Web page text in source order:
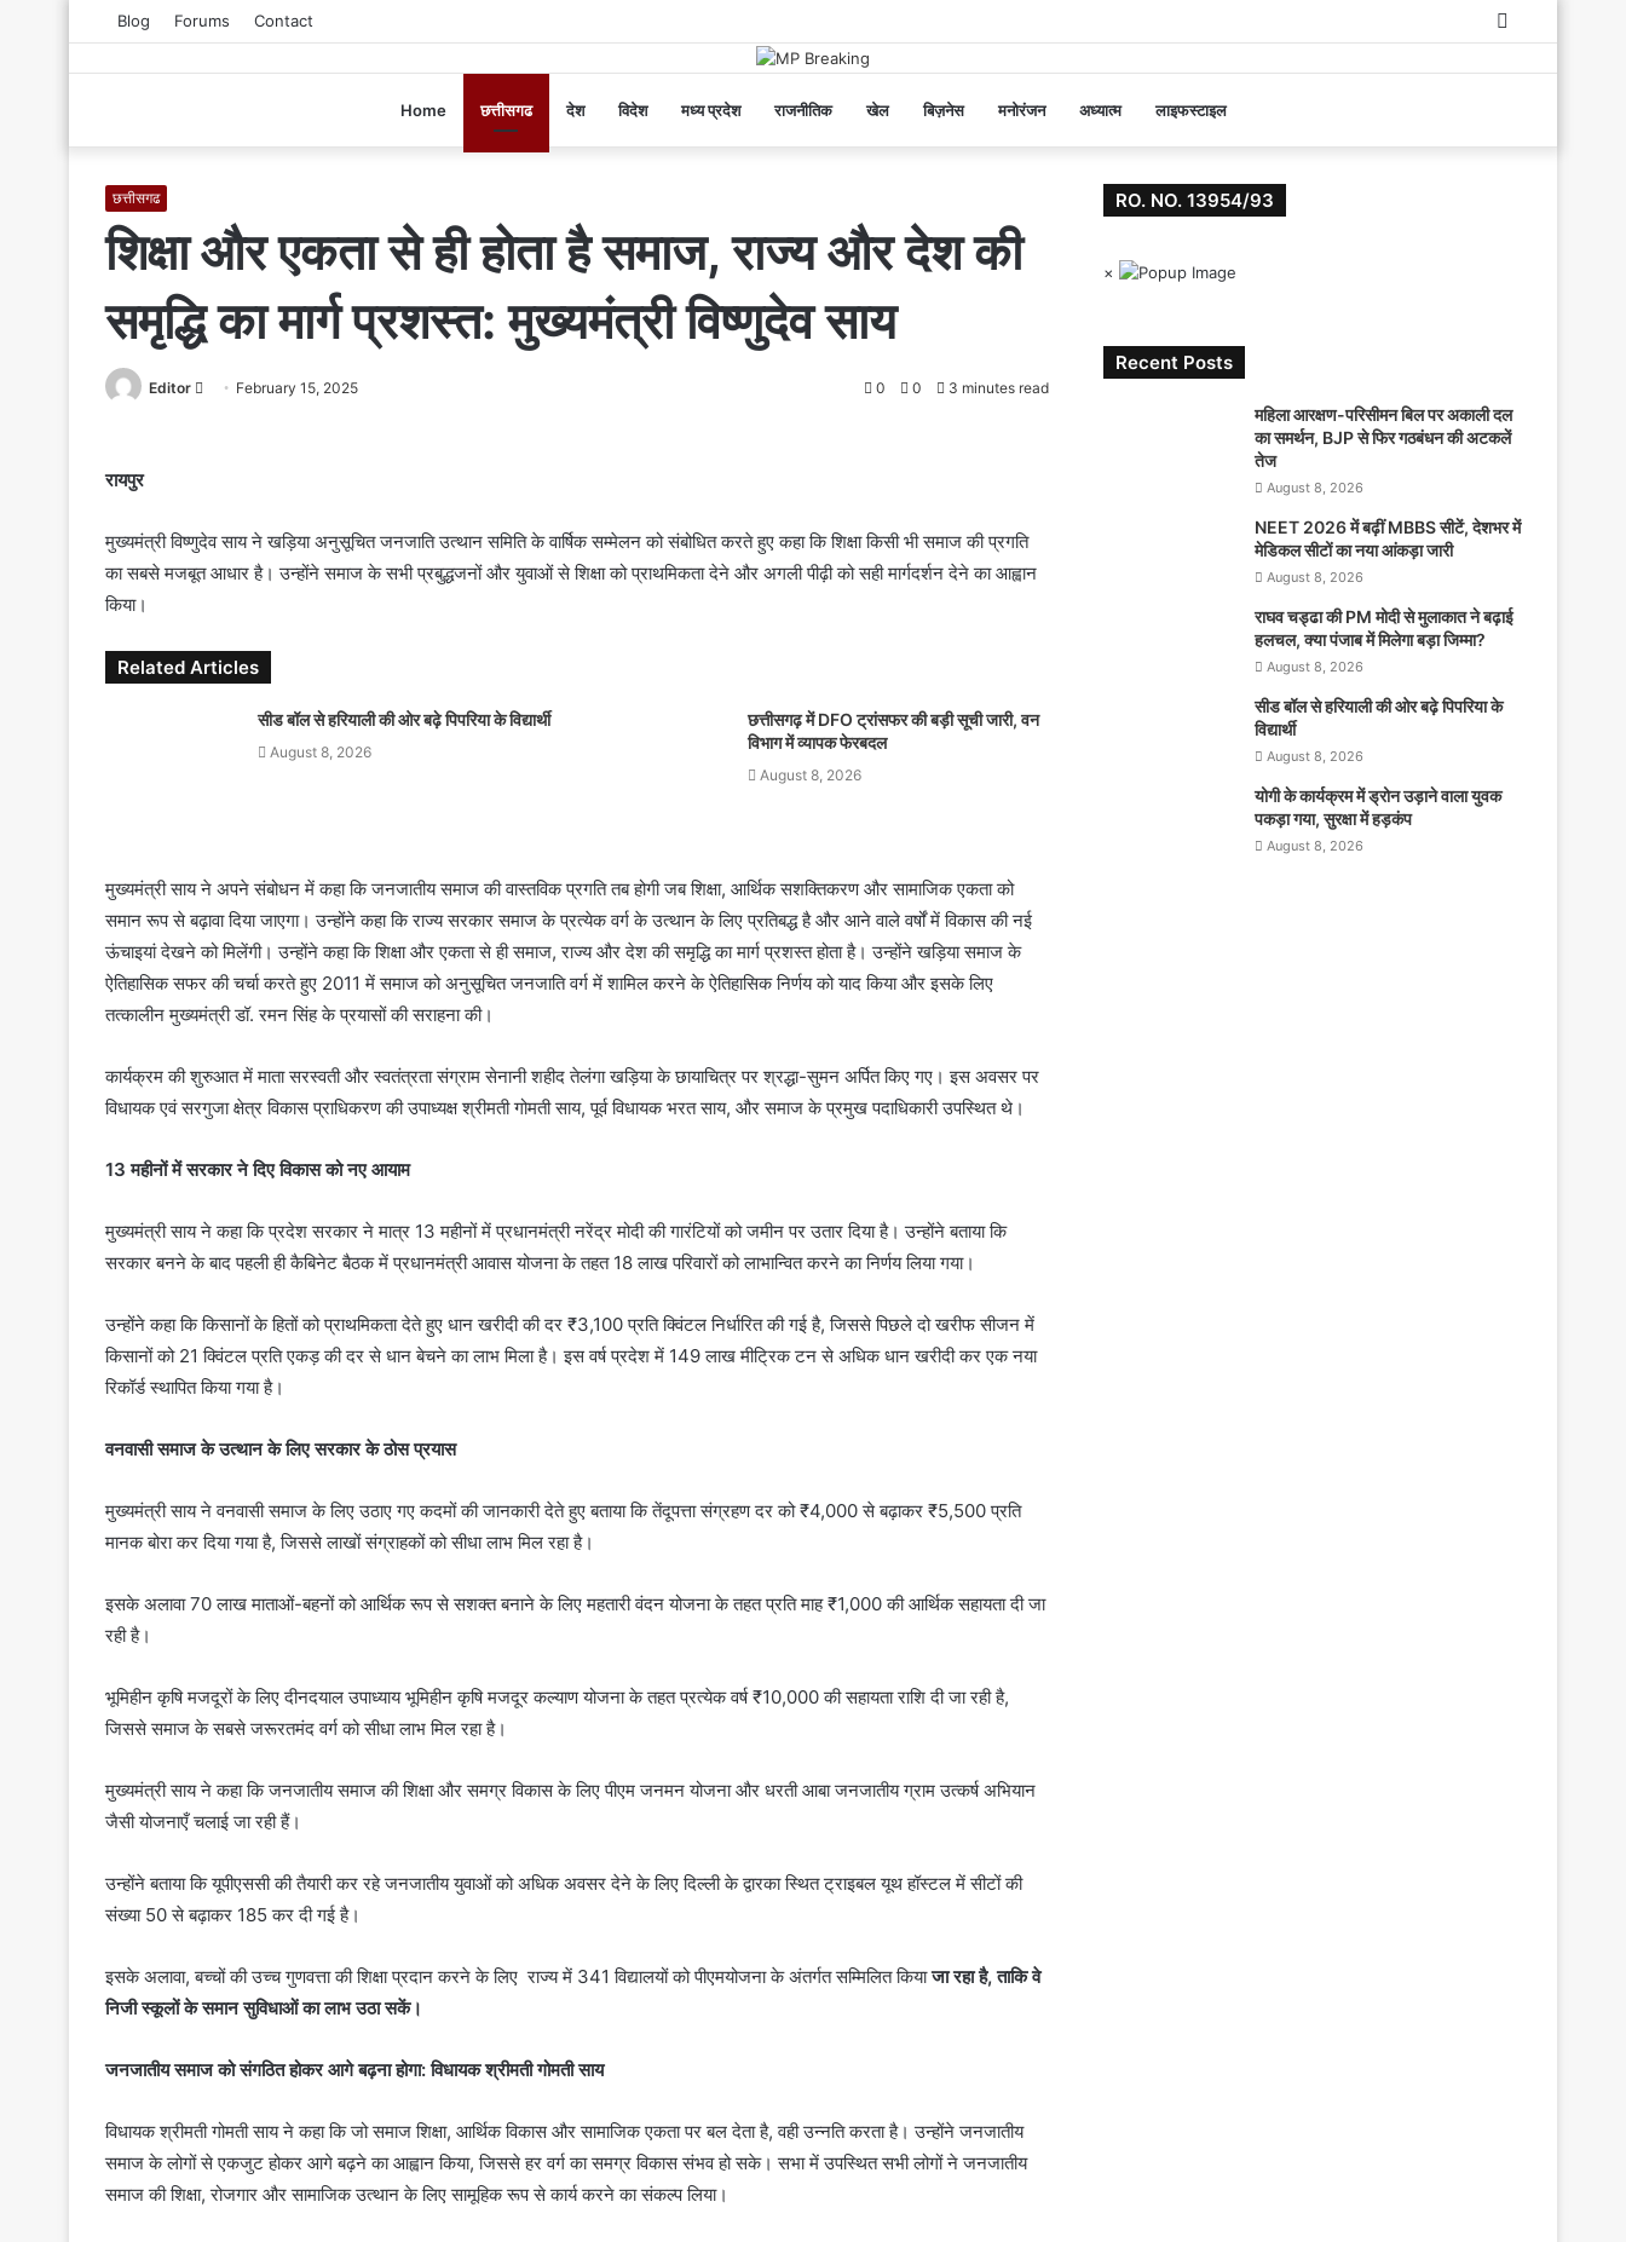
Blog Forums Contact
Home छत्तीसगढ देश विदेश मध्य प्रदेश राजनीतिक खेल बिज़नेस मनोरंजन अध्यात्म लाइफस्टाइल
छत्तीसगढ
शिक्षा और एकता से ही होता है समाज, राज्य और देश की
समृद्धि का मार्ग प्रशस्त: मुख्यमंत्री विष्णुदेव साय
Editor
n
i
l
February 15, 2025 0 0 3 minutes read
रायपुर
मुख्यमंत्री विष्णुदेव साय ने खड़िया अनुसूचित जनजाति उत्थान समिति के वार्षिक सम्मेलन को संबोधित करते हुए कहा कि शिक्षा किसी भी समाज की प्रगति
का सबसे मजबूत आधार है। उन्होंने समाज के सभी प्रबुद्धजनों और युवाओं से शिक्षा को प्राथमिकता देने और अगली पीढ़ी को सही मार्गदर्शन देने का आह्वान
किया।
Related Articles
सीड बॉल से हरियाली की ओर बढ़े पिपरिया के विद्यार्थी
August 8, 2026
छत्तीसगढ़ में DFO ट्रांसफर की बड़ी सूची जारी, वन
विभाग में व्यापक फेरबदल
August 8, 2026
मुख्यमंत्री साय ने अपने संबोधन में कहा कि जनजातीय समाज की वास्तविक प्रगति तब होगी जब शिक्षा, आर्थिक सशक्तिकरण और सामाजिक एकता को
समान रूप से बढ़ावा दिया जाएगा। उन्होंने कहा कि राज्य सरकार समाज के प्रत्येक वर्ग के उत्थान के लिए प्रतिबद्ध है और आने वाले वर्षों में विकास की नई
ऊंचाइयां देखने को मिलेंगी। उन्होंने कहा कि शिक्षा और एकता से ही समाज, राज्य और देश की समृद्धि का मार्ग प्रशस्त होता है। उन्होंने खड़िया समाज के
ऐतिहासिक सफर की चर्चा करते हुए 2011 में समाज को अनुसूचित जनजाति वर्ग में शामिल करने के ऐतिहासिक निर्णय को याद किया और इसके लिए
तत्कालीन मुख्यमंत्री डॉ. रमन सिंह के प्रयासों की सराहना की।
कार्यक्रम की शुरुआत में माता सरस्वती और स्वतंत्रता संग्राम सेनानी शहीद तेलंगा खड़िया के छायाचित्र पर श्रद्धा-सुमन अर्पित किए गए। इस अवसर पर
विधायक एवं सरगुजा क्षेत्र विकास प्राधिकरण की उपाध्यक्ष श्रीमती गोमती साय, पूर्व विधायक भरत साय, और समाज के प्रमुख पदाधिकारी उपस्थित थे।
13 महीनों में सरकार ने दिए विकास को नए आयाम
मुख्यमंत्री साय ने कहा कि प्रदेश सरकार ने मात्र 13 महीनों में प्रधानमंत्री नरेंद्र मोदी की गारंटियों को जमीन पर उतार दिया है। उन्होंने बताया कि
सरकार बनने के बाद पहली ही कैबिनेट बैठक में प्रधानमंत्री आवास योजना के तहत 18 लाख परिवारों को लाभान्वित करने का निर्णय लिया गया।
उन्होंने कहा कि किसानों के हितों को प्राथमिकता देते हुए धान खरीदी की दर ₹3,100 प्रति क्विंटल निर्धारित की गई है, जिससे पिछले दो खरीफ सीजन में
किसानों को 21 क्विंटल प्रति एकड़ की दर से धान बेचने का लाभ मिला है। इस वर्ष प्रदेश में 149 लाख मीट्रिक टन से अधिक धान खरीदी कर एक नया
रिकॉर्ड स्थापित किया गया है।
वनवासी समाज के उत्थान के लिए सरकार के ठोस प्रयास
मुख्यमंत्री साय ने वनवासी समाज के लिए उठाए गए कदमों की जानकारी देते हुए बताया कि तेंदूपत्ता संग्रहण दर को ₹4,000 से बढ़ाकर ₹5,500 प्रति
मानक बोरा कर दिया गया है, जिससे लाखों संग्राहकों को सीधा लाभ मिल रहा है।
इसके अलावा 70 लाख माताओं-बहनों को आर्थिक रूप से सशक्त बनाने के लिए महतारी वंदन योजना के तहत प्रति माह ₹1,000 की आर्थिक सहायता दी जा
रही है।
भूमिहीन कृषि मजदूरों के लिए दीनदयाल उपाध्याय भूमिहीन कृषि मजदूर कल्याण योजना के तहत प्रत्येक वर्ष ₹10,000 की सहायता राशि दी जा रही है,
जिससे समाज के सबसे जरूरतमंद वर्ग को सीधा लाभ मिल रहा है।
मुख्यमंत्री साय ने कहा कि जनजातीय समाज की शिक्षा और समग्र विकास के लिए पीएम जनमन योजना और धरती आबा जनजातीय ग्राम उत्कर्ष अभियान
जैसी योजनाएँ चलाई जा रही हैं।
उन्होंने बताया कि यूपीएससी की तैयारी कर रहे जनजातीय युवाओं को अधिक अवसर देने के लिए दिल्ली के द्वारका स्थित ट्राइबल यूथ हॉस्टल में सीटों की
संख्या 50 से बढ़ाकर 185 कर दी गई है।
इसके अलावा, बच्चों की उच्च गुणवत्ता की शिक्षा प्रदान करने के लिए राज्य में 341 विद्यालयों को पीएमयोजना के अंतर्गत सम्मिलित कियाजा रहा है, ताकि वे
निजी स्कूलों के समान सुविधाओं का लाभ उठा सकें।
जनजातीय समाज को संगठित होकर आगे बढ़ना होगा: विधायक श्रीमती गोमती साय
विधायक श्रीमती गोमती साय ने कहा कि जो समाज शिक्षा, आर्थिक विकास और सामाजिक एकता पर बल देता है, वही उन्नति करता है। उन्होंने जनजातीय
समाज के लोगों से एकजुट होकर आगे बढ़ने का आह्वान किया, जिससे हर वर्ग का समग्र विकास संभव हो सके। सभा में उपस्थित सभी लोगों ने जनजातीय
समाज की शिक्षा, रोजगार और सामाजिक उत्थान के लिए सामूहिक रूप से कार्य करने का संकल्प लिया।
RO. NO. 13954/93
×
Recent Posts
महिला आरक्षण-परिसीमन बिल पर अकाली दल
का समर्थन, BJP से फिर गठबंधन की अटकलें
तेज
August 8, 2026
NEET 2026 में बढ़ीं MBBS सीटें, देशभर में
मेडिकल सीटों का नया आंकड़ा जारी
August 8, 2026
राघव चड्ढा की PM मोदी से मुलाकात ने बढ़ाई
हलचल, क्या पंजाब में मिलेगा बड़ा जिम्मा?
August 8, 2026
सीड बॉल से हरियाली की ओर बढ़े पिपरिया के
विद्यार्थी
August 8, 2026
योगी के कार्यक्रम में ड्रोन उड़ाने वाला युवक
पकड़ा गया, सुरक्षा में हड़कंप
August 8, 2026